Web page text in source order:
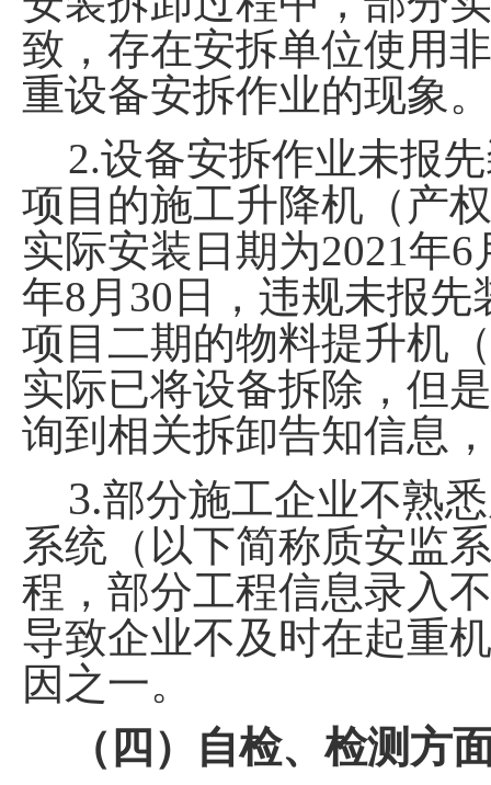
致，存在安拆单位使用
重设备安拆作业的现象。
2.设备安拆作业未报
项目的施工升降机（产
实际安装日期为2021年6
年8 月 30 日，违规未报
项目二期的物料提升机
实际已将设备拆除，但
询到相关拆卸告知信息
3.部分施工企业不熟悉
系统（以下简称质安监
程，部分工程信息录入
导致企业不及时在起重
因之一。
（四）自检、检测方